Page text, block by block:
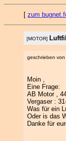
[ zum
[MOTOR]
geschrieben von
Moin ,
Eine Frage:
AB Motor ,
Vergaser :
Was für ein
Oder is das
Danke für